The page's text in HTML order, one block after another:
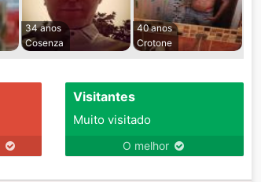
34 anos
Cosenza
40 anos
Crotone
Visitantes
Muito visitado
O melhor